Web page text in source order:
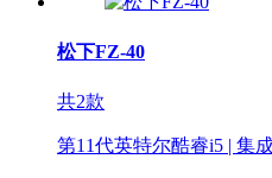
松下FZ-40
共2款
第11代英特尔酷睿i5 | 集